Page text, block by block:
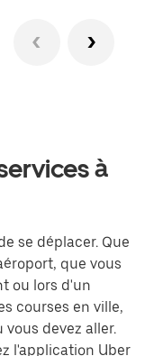
à
se déplacer. Que
que vous
ou lors d'un
courses en ville,
vous devez aller.
l'application Uber